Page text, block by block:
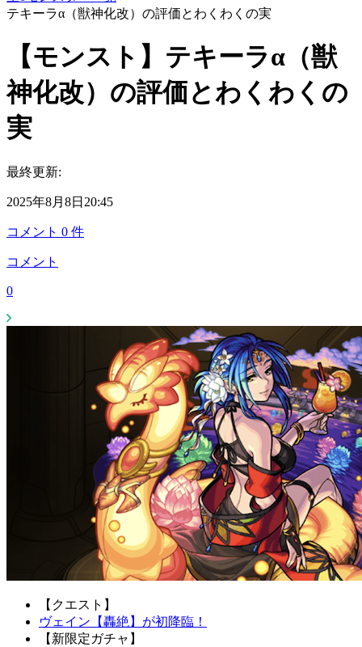
テキーラα（獣神化改）の評価とわくわくの実
【モンスト】テキーラα（獣
神化改）の評価とわくわくの
実
最終更新:
2025年8月8日20:45
コメント 0 件
コメント
0
【クエスト】
ヴェイン【轟絶】が初降臨！
【新限定ガチャ】